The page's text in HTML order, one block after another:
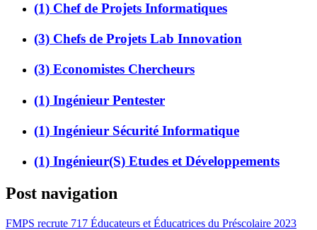
(1) Chef de Projets Informatiques
(3) Chefs de Projets Lab Innovation
(3) Economistes Chercheurs
(1) Ingénieur Pentester
(1) Ingénieur Sécurité Informatique
(1) Ingénieur(S) Etudes et Développements
Post navigation
FMPS recrute 717 Éducateurs et Éducatrices du Préscolaire 2023